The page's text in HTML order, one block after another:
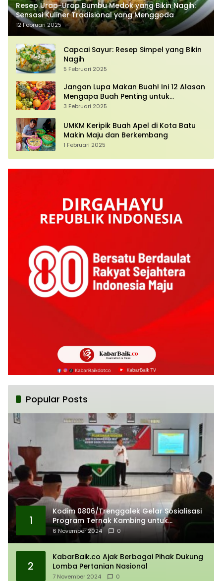
Resep Urap-Urap Bumbu Medok yang Bikin Nagih:
Sensasi Kuliner Tradisional yang Menggoda
12 Februari 2025
Capcai Sayur: Resep Simpel yang Bikin
Nagih
5 Februari 2025
Jangan Lupa Makan Buah! Ini 12 Alasan
Mengapa Buah Penting untuk
Kesehatan Anda
3 Februari 2025
UMKM Keripik Buah Apel di Kota Batu
Makin Maju dan Berkembang
1 Februari 2025
Popular Posts
1
Kodim 0806/Trenggalek Gelar Sosialisasi
Program Ternak Kambing untuk
Kemandirian Ekonomi
6 November 2024 0
2
KabarBaik.co Ajak Berbagai Pihak Dukung
Lomba Pertanian Nasional
7 November 2024 0